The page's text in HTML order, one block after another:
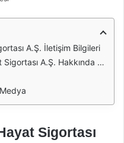
A.Ş. İletişim Bilgileri
A.Ş. Hakkında Kısa Bilgi
Sigortası